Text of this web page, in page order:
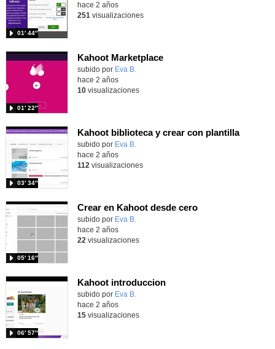
01′ 44″
hace 2 años
251 visualizaciones
Kahoot Marketplace
subido por Eva B.
01′ 22″
hace 2 años
10visualizaciones
Kahoot biblioteca y crear con plantilla
subido por Eva B.
03′ 34″
hace 2 años
112 visualizaciones
Crear en Kahoot desde cero
subido por Eva B.
05′ 16″
hace 2 años
22 visualizaciones
Kahoot introduccion
subido por Eva B.
06′ 57″
hace 2 años
15visualizaciones